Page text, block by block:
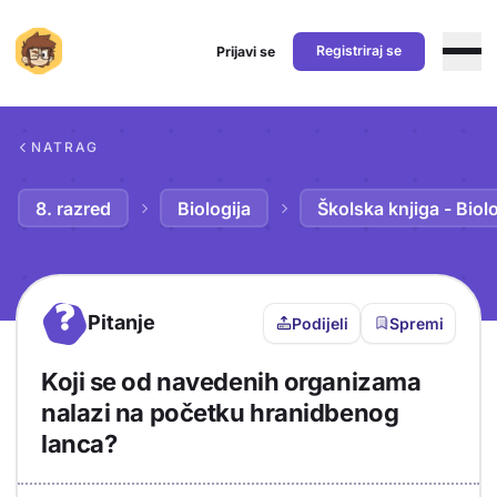
Prijavi se Registriraj se
NATRAG
8. razred Biologija Školska knjiga -
? Pitanje Podijeli Spremi
Koji se od navedenih organizama
nalazi na početku hranidbenog
lanca?